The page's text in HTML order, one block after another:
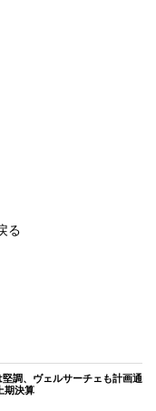
る
調、ヴェルサーチェも計画通
期決算